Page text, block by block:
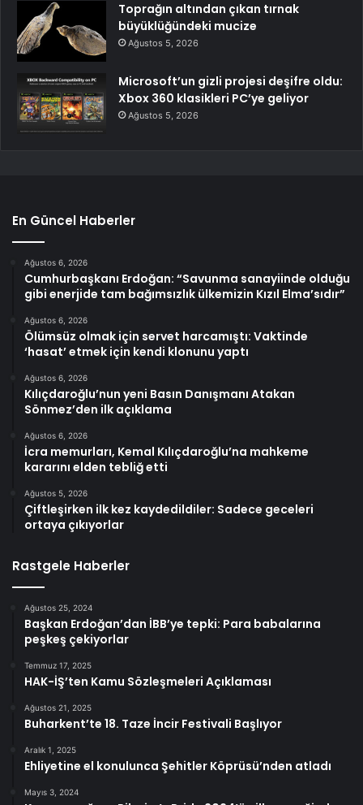
Toprağın altından çıkan tırnak
büyüklüğündeki mucize
Ağustos 5, 2026
Microsoft’un gizli projesi deşifre oldu:
Xbox 360 klasikleri PC’ye geliyor
Ağustos 5, 2026
En Güncel Haberler
Ağustos 6, 2026
Cumhurbaşkanı Erdoğan: “Savunma sanayiinde olduğu
gibi enerjide tam bağımsızlık ülkemizin Kızıl Elma’sıdır”
Ağustos 6, 2026
Ölümsüz olmak için servet harcamıştı: Vaktinde
‘hasat’ etmek için kendi klonunu yaptı
Ağustos 6, 2026
Kılıçdaroğlu’nun yeni Basın Danışmanı Atakan
Sönmez’den ilk açıklama
Ağustos 6, 2026
İcra memurları, Kemal Kılıçdaroğlu’na mahkeme
kararını elden tebliğ etti
Ağustos 5, 2026
Çiftleşirken ilk kez kaydedildiler: Sadece geceleri
ortaya çıkıyorlar
Rastgele Haberler
Ağustos 25, 2024
Başkan Erdoğan’dan İBB’ye tepki: Para babalarına
peşkeş çekiyorlar
Temmuz 17, 2025
HAK-İŞ’ten Kamu Sözleşmeleri Açıklaması
Ağustos 21, 2025
Buharkent’te 18. Taze İncir Festivali Başlıyor
Aralık 1, 2025
Ehliyetine el konulunca Şehitler Köprüsü’nden atladı
Mayıs 3, 2024